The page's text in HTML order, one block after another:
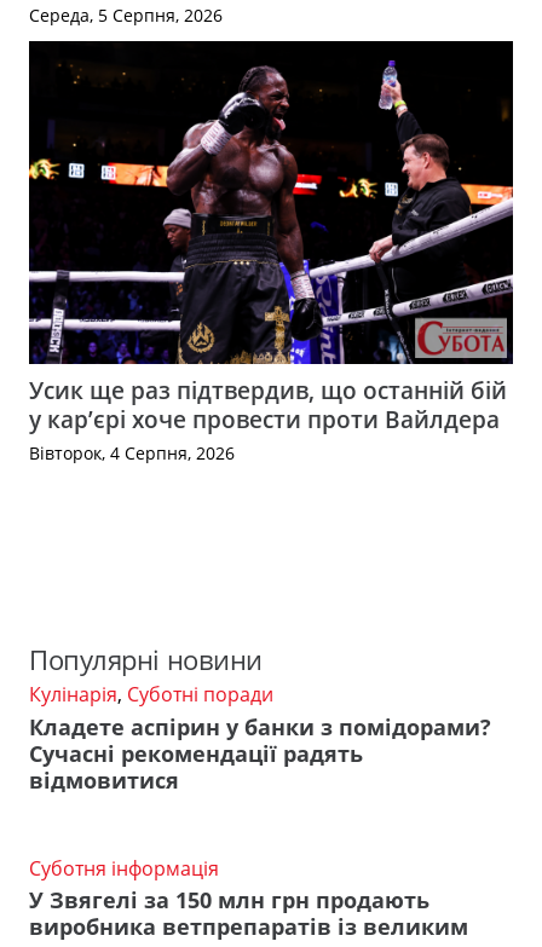
Середа, 5 Серпня, 2026
Усик ще раз підтвердив, що останній бій
у кар’єрі хоче провести проти Вайлдера
Вівторок, 4 Серпня, 2026
Популярні новини
Кулінарія, Суботні поради
Кладете аспірин у банки з помідорами?
Сучасні рекомендації радять
відмовитися
Суботня інформація
У Звягелі за 150 млн грн продають
виробника ветпрепаратів із великим